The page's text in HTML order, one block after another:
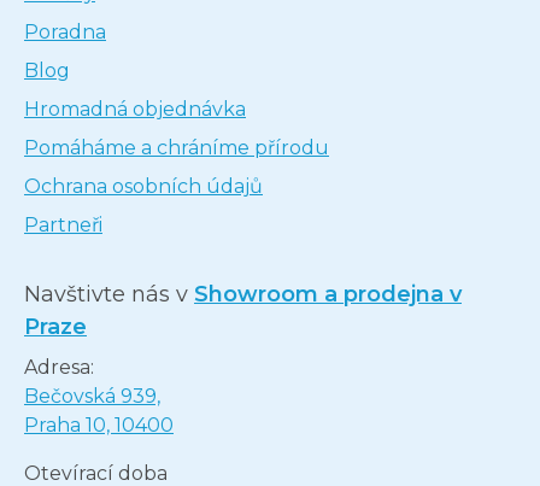
Poradna
Blog
Hromadná objednávka
Pomáháme a chráníme přírodu
Ochrana osobních údajů
Partneři
Navštivte nás v Showroom a prodejna v
Praze
Adresa:
Bečovská 939,
Praha 10, 10400
Otevírací doba